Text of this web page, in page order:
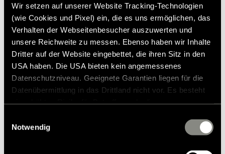
Wir setzen auf unserer Website Tracking-Technologien
(wie Cookies und Pixel) ein, die es uns ermöglichen, das
Verhalten der Webseitenbesucher auszuwerten und
unsere Reichweite zu messen. Ebenso haben wir Inhalte
Dritter auf der Website eingebettet, die ihren Sitz in den
USA haben. Die USA bieten kein angemessenes
Datenschutzniveau. Geeignete Garantien liegen für die
Datenübermittlung in das Drittland nicht vor. Es besteht
zustehen. Eingesetzte Dienstleister können Daten für
zusammenführen. Weitere Informationen finden Sie in
Notwendig
Prezzo di vendita consigliato*
Aggiungi alla lista dei desideri
L'articolo si adatta al mio veicolo?
Numero dell'articolo: 3303498
* Gli accessori originali Hymer non sono disponibili dalla
fabbrica, ma possono essere ordinati e installati solo
tramite il tuo partner commerciale. Le immagini sono